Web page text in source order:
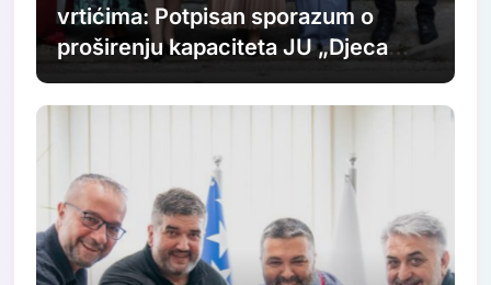
vrtićima: Potpisan sporazum o
proširenju kapaciteta JU „Djeca
Sarajeva“